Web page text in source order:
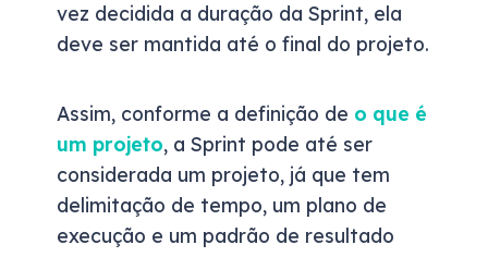
vez decidida a duração da Sprint, ela
deve ser mantida até o final do projeto.
Assim, conforme a definição de o que é
um projeto, a Sprint pode até ser
considerada um projeto, já que tem
delimitação de tempo, um plano de
execução e um padrão de resultado